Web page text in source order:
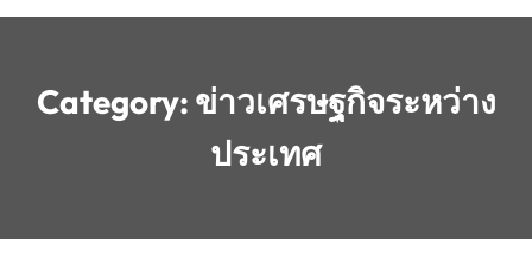
Category: ข่าวเศรษฐกิจระหว่าง
ประเทศ